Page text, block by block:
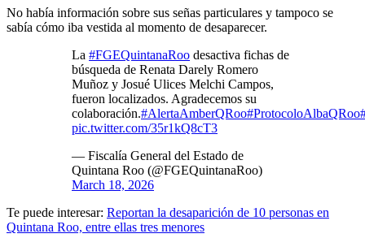
No había información sobre sus señas particulares y tampoco se
sabía cómo iba vestida al momento de desaparecer.
La #FGEQuintanaRoo desactiva fichas de
búsqueda de Renata Darely Romero
Muñoz y Josué Ulices Melchi Campos,
fueron localizados. Agradecemos su
colaboración.#AlertaAmberQRoo#ProtocoloAlbaQRoo
pic.twitter.com/35r1kQ8cT3
— Fiscalía General del Estado de
Quintana Roo (@FGEQuintanaRoo)
March 18, 2026
Te puede interesar: Reportan la desaparición de 10 personas en
Quintana Roo, entre ellas tres menores